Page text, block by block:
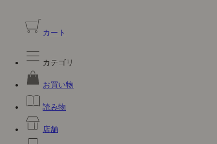
カート
カテゴリ
お買い物
読み物
店舗